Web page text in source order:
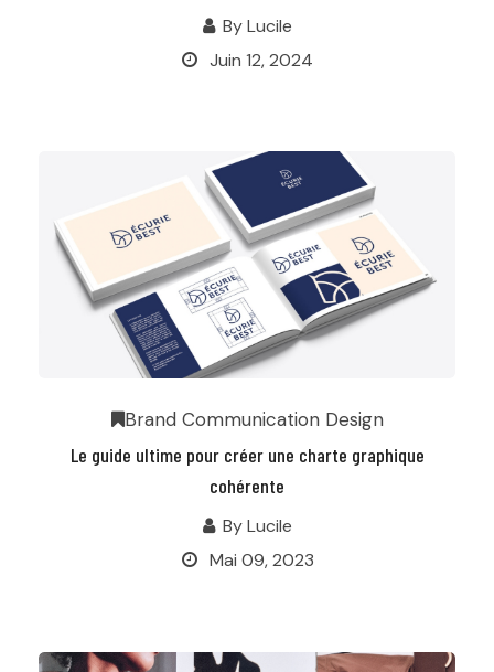
ByLucile
Juin 12, 2024
Brand Communication Design
Le guide ultime pour créer une charte graphique
cohérente
ByLucile
Mai 09, 2023